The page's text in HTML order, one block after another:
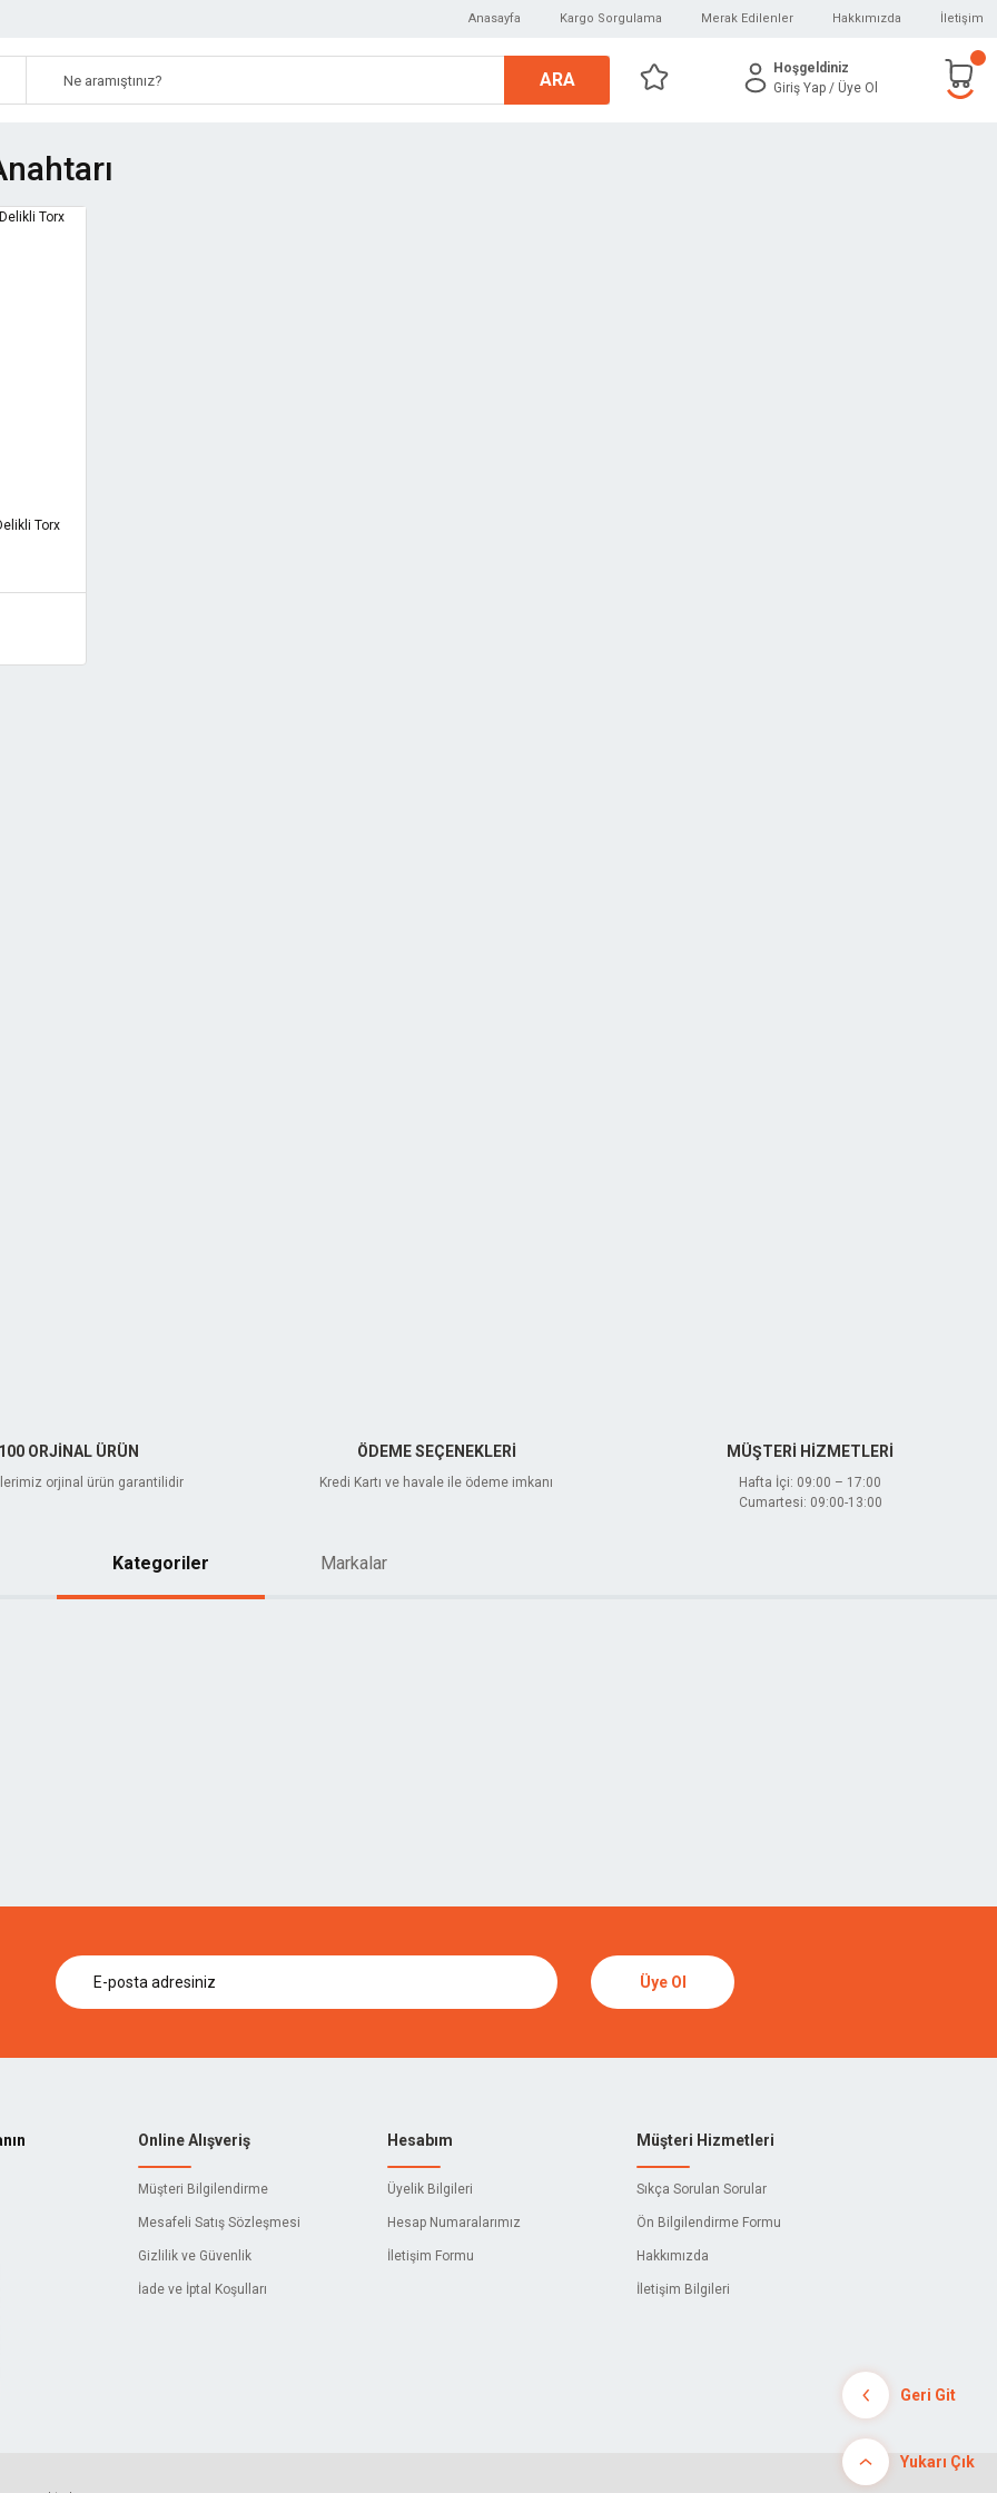
Anasayfa Kargo Sorgulama Merak Edilenler Hakkımızda İletişim
ARA
Hoşgeldiniz
Giriş Yap / Üye Ol
Torx
ORJİNAL ÜRÜN
orjinal ürün garantilidir
ÖDEME SEÇENEKLERİ
Kredi Kartı ve havale ile ödeme imkanı
MÜŞTERİ HİZMETLERİ
Hafta İçi: 09:00 – 17:00
Cumartesi: 09:00-13:00
Kategoriler Markalar
Üye Ol
Online Alışveriş
Müşteri Bilgilendirme
Mesafeli Satış Sözleşmesi
Gizlilik ve Güvenlik
İade ve İptal Koşulları
Hesabım
Üyelik Bilgileri
Hesap Numaralarımız
İletişim Formu
Müşteri Hizmetleri
Sıkça Sorulan Sorular
Ön Bilgilendirme Formu
Hakkımızda
İletişim Bilgileri
Geri Git
Yukarı Çık